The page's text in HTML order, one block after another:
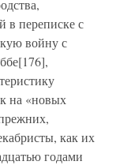
в переписке с
войну с
на «новых
как их
годами